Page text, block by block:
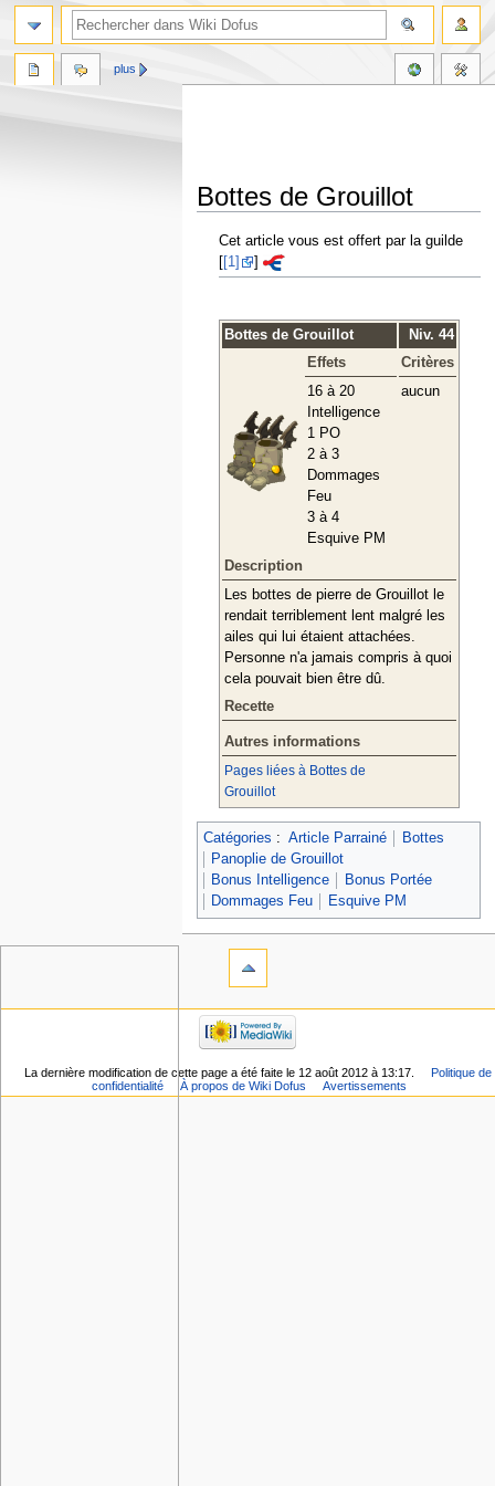
Bottes de Grouillot
Aller
AllerCet article vous est offert par la guilde
[1] ]
Bottes de Grouillot
Niv. 44
Effets
Critères
16 à 20
Intelligence
1 PO
2 à 3
Dommages
Feu
3 à 4
Esquive PM
aucun
Description
Les bottes de pierre de Grouillot le
rendait terriblement lent malgré les
ailes qui lui étaient attachées.
Personne n'a jamais compris à quoi
cela pouvait bien être dû.
Recette
Autres informations
Pages liées à Bottes de
Grouillot
Catégories : Article Parrainé
Bottes
Panoplie de Grouillot
Bonus Intelligence
Bonus Portée
Dommages Feu
Esquive PM
plus
La dernière modification de cette page a été faite le 12 août 2012 à 13:17.
Politique de
confidentialité
À propos de Wiki Dofus Avertissements